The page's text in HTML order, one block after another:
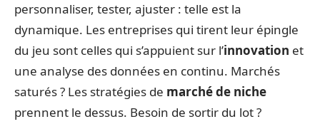
personnaliser, tester, ajuster : telle est la
dynamique. Les entreprises qui tirent leur épingle
du jeu sont celles qui s’appuient sur l’innovation et
une analyse des données en continu. Marchés
saturés ? Les stratégies de marché de niche
prennent le dessus. Besoin de sortir du lot ?